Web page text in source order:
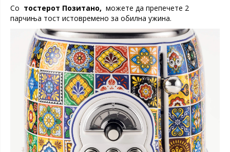
Со тостерот Позитано, можете да препечете 2
парчиња тост истовремено за обилна ужина.